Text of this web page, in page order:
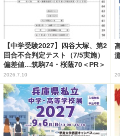
【中学受験2027】四谷大塚、第2
回合不合判定テスト（7/5実施）
偏差値…筑駒74・桜蔭70＜PR＞
2026.7.10